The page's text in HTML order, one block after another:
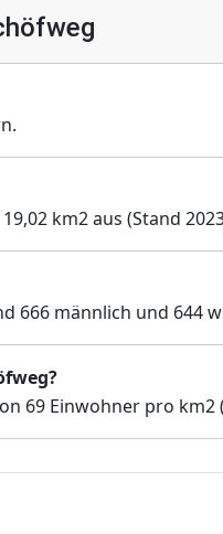
km2 aus (Stand
666 männlich und 644
69 Einwohner pro km2